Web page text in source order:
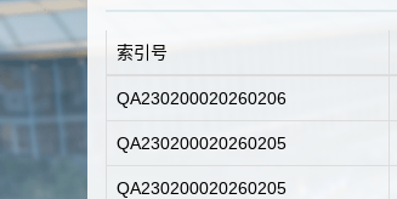
要
内
索引号
QA230200020260206
QA230200020260205
QA230200020260205